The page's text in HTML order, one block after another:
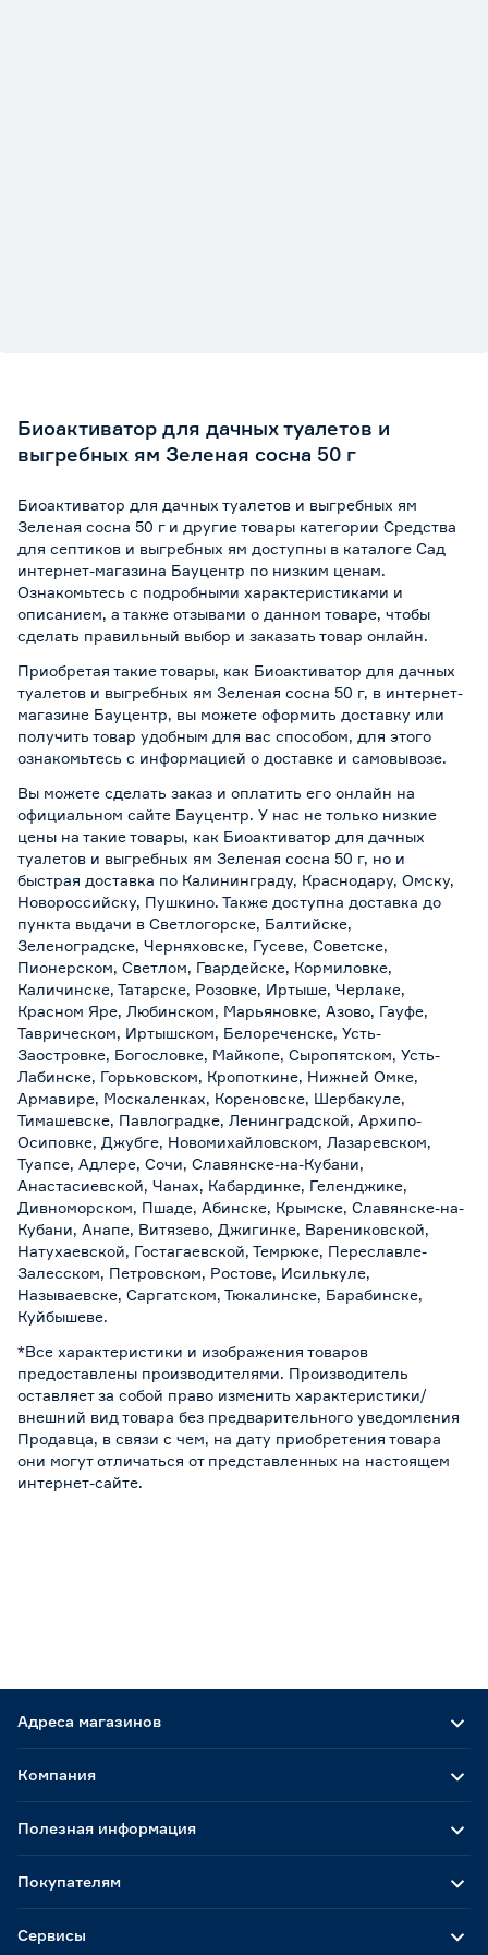
Биоактиватор для дачных туалетов и
выгребных ям Зеленая сосна 50 г
Биоактиватор для дачных туалетов и выгребных ям
Зеленая сосна 50 г и другие товары категории Средства
для септиков и выгребных ям доступны в каталоге Сад
интернет-магазина Бауцентр по низким ценам.
Ознакомьтесь с подробными характеристиками и
описанием, а также отзывами о данном товаре, чтобы
сделать правильный выбор и заказать товар онлайн.
Приобретая такие товары, как Биоактиватор для дачных
туалетов и выгребных ям Зеленая сосна 50 г, в интернет-
магазине Бауцентр, вы можете оформить доставку или
получить товар удобным для вас способом, для этого
ознакомьтесь с информацией о доставке и самовывозе.
Вы можете сделать заказ и оплатить его онлайн на
официальном сайте Бауцентр. У нас не только низкие
цены на такие товары, как Биоактиватор для дачных
туалетов и выгребных ям Зеленая сосна 50 г, но и
быстрая доставка по Калининграду, Краснодару, Омску,
Новороссийску, Пушкино. Также доступна доставка до
пункта выдачи в Светлогорске, Балтийске,
Зеленоградске, Черняховске, Гусеве, Советске,
Пионерском, Светлом, Гвардейске, Кормиловке,
Каличинске, Татарске, Розовке, Иртыше, Черлаке,
Красном Яре, Любинском, Марьяновке, Азово, Гауфе,
Таврическом, Иртышском, Белореченске, Усть-
Заостровке, Богословке, Майкопе, Сыропятском, Усть-
Лабинске, Горьковском, Кропоткине, Нижней Омке,
Армавире, Москаленках, Кореновске, Шербакуле,
Тимашевске, Павлоградке, Ленинградской, Архипо-
Осиповке, Джубге, Новомихайловском, Лазаревском,
Туапсе, Адлере, Сочи, Славянске-на-Кубани,
Анастасиевской, Чанах, Кабардинке, Геленджике,
Дивноморском, Пшаде, Абинске, Крымске, Славянске-на-
Кубани, Анапе, Витязево, Джигинке, Варениковской,
Натухаевской, Гостагаевской, Темрюке, Переславле-
Залесском, Петровском, Ростове, Исилькуле,
Называевске, Саргатском, Тюкалинске, Барабинске,
Куйбышеве.
*Все характеристики и изображения товаров
предоставлены производителями. Производитель
оставляет за собой право изменить характеристики/
внешний вид товара без предварительного уведомления
Продавца, в связи с чем, на дату приобретения товара
они могут отличаться от представленных на настоящем
интернет-сайте.
Адреса магазинов
Компания
Полезная информация
Покупателям
Сервисы